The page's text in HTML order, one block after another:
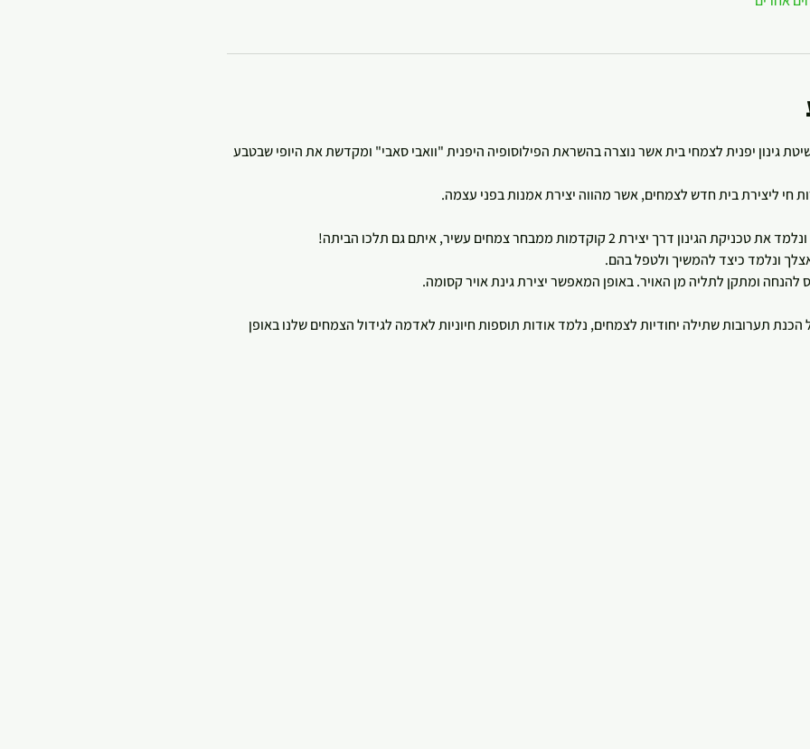
גינון יפנית לצמחי בית אשר נוצרה בהשראת הפילוסופיה היפנית "וואבי סאבי" ומקדשת את היופי שבטבע
חי ליצירת בית חדש לצמחים, אשר מהווה יצירת אמנות בפני עצמה.
יצירת 2 קוקדמות ממבחר צמחים עשיר, איתם גם תלכו הביתה!
ונלמד כיצד להמשיך ולטפל בהם.
ומתקן לתליה מן האויר. באופן המאפשר יצירת גינת אויר קסומה.
תערובות שתילה יחודיות לצמחים, נלמד אודות תוספות חיוניות לאדמה לגידול הצמחים שלנו באופן